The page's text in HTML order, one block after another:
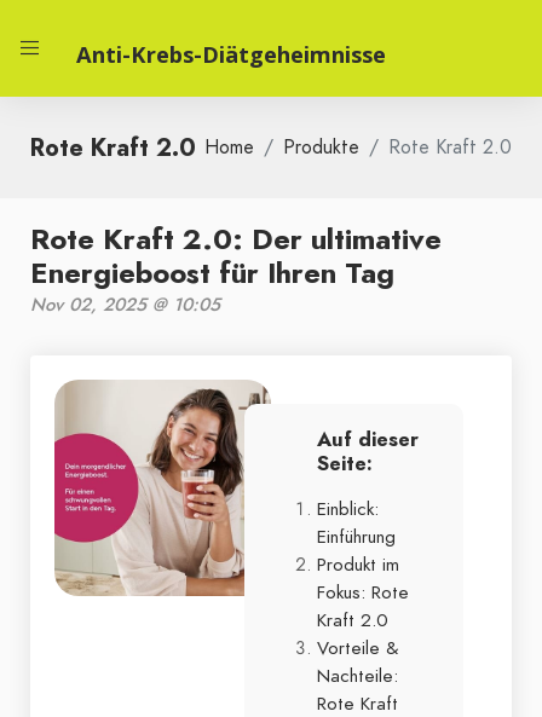
Anti-Krebs-Diätgeheimnisse
Rote Kraft 2.0 Home Produkte Rote Kraft 2.0
Rote Kraft 2.0: Der ultimative
Energieboost für Ihren Tag
Nov 02, 2025 @ 10:05
Auf dieser
Seite:
Einblick:
Einführung
Produkt im
Fokus: Rote
Kraft 2.0
Vorteile &
Nachteile:
Rote Kraft